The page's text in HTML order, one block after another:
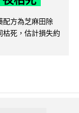
配方為芝麻田除
死，估計損失約